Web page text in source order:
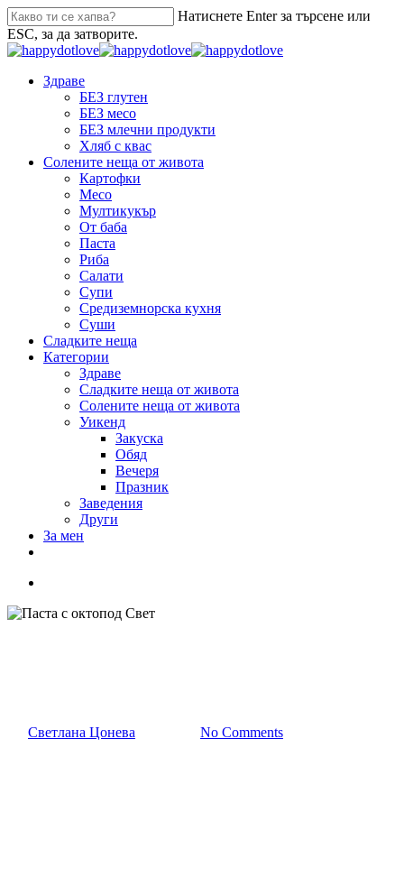
Натиснете Enter за търсене или
ESC, за да затворите.
Здраве
БЕЗ глутен
БЕЗ месо
БЕЗ млечни продукти
Хляб с квас
Солените неща от живота
Картофки
Месо
Мултикукър
От баба
Паста
Риба
Салати
Супи
Средиземнорска кухня
Суши
Сладките неща
Категории
Здраве
Сладките неща от живота
Солените неща от живота
Уикенд
Закуска
Обяд
Вечеря
Празник
Заведения
Други
За мен
Светлана Цонева No Comments